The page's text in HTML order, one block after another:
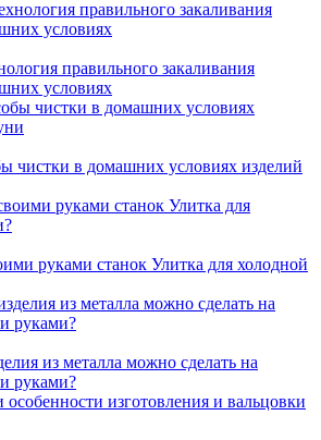
правильного закаливания
условиях
чистки в домашних условиях изделий
руками станок Улитка для холодной
из металла можно сделать на
руками?